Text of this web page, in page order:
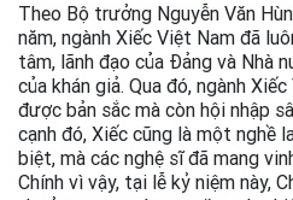
Theo Bộ trưởng Nguyễn Văn
năm, ngành Xiếc Việt Nam đã
tâm, lãnh đạo của Đảng và Nhà
của khán giả. Qua đó, ngành
được bản sắc mà còn hội nhập
cạnh đó, Xiếc cũng là một nghề
biệt, mà các nghệ sĩ đã mang
Chính vì vậy, tại lễ kỷ niệm này,